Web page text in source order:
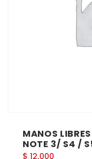
MANOS
NOTE 3/ S4 /
$ 12,000